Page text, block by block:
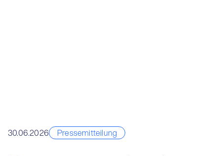
30.06.2026 Pressemitteilung